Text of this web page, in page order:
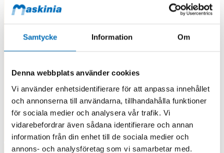
Samtycke Information Om
Denna webbplats använder cookies
Vi använder enhetsidentifierare för att anpassa innehållet
och annonserna till användarna, tillhandahålla funktioner
för sociala medier och analysera vår trafik. Vi
vidarebefordrar även sådana identifierare och annan
information från din enhet till de sociala medier och
annons- och analysföretag som vi samarbetar med.